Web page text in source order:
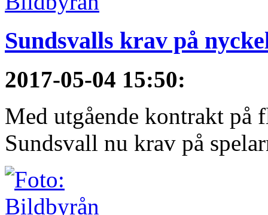
Sundsvalls krav på
2017-05-04 15:50:
Med utgående kontrakt på
Sundsvall nu krav på